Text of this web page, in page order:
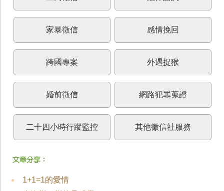
家暴徵信 感情挽回
跨國專案 外遇捉猴
婚前徵信 網路犯罪蒐證
二十四小時行蹤監控 其他徵信社服務
1+1=1的愛情